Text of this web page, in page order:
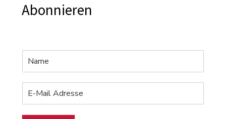
Abonnieren